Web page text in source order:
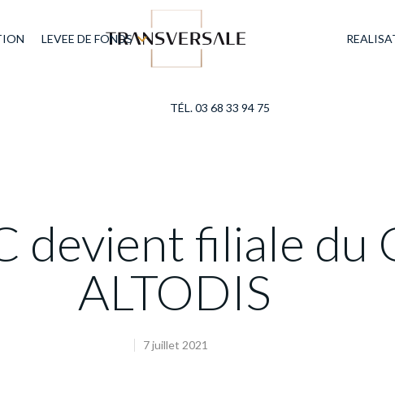
LEVEE DE FONDS
TÉL. 03 68 33 94 75
devient filiale du
ALTODIS
7 juillet 2021